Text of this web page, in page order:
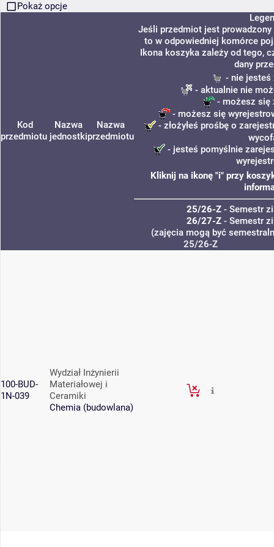
Pokaż opcje
Kod
przedmiotu
Nazwa
jednostki
Nazwa
przedmiotu
Jeśli przedmiot jest prowadzony
to w odpowiedniej komórce
Ikona koszyka zależy od tego,
dany
- nie jesteś
- aktualnie nie
- możesz się
- możesz się
- złożyłeś prośbę o
- jesteś pomyślnie
Kliknij na ikonę "i" przy
25/26-Z- Semestr
26/27-Z- Semestr
(zajęcia mogą być
25/26-Z
100-BUD-
1N-039
Wydział Inżynierii
Materiałowej i
Ceramiki
Chemia (budowlana)